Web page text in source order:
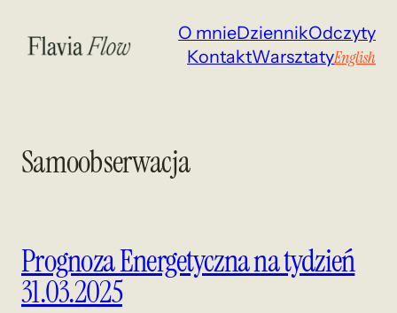
O mnieDziennikOdczyty
KontaktWarsztatyEnglish
Samoobserwacja
Prognoza Energetyczna na tydzień
31.03.2025